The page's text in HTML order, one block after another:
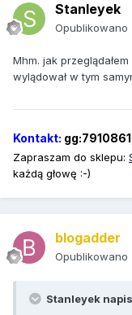
Stanleyek
Opublikowano
Mhm. jak
wylądował w tym
Kontakt: gg:7910861
Zapraszam do sklepu:
każdą głowę :-)
blogadder
Opublikowano
Stanleyek